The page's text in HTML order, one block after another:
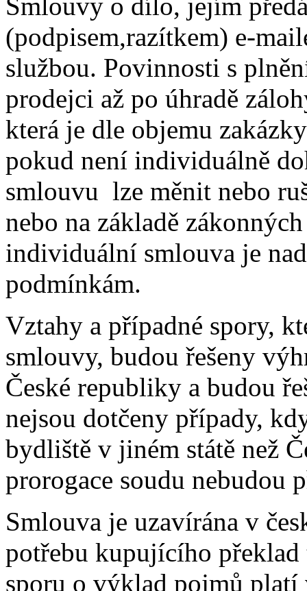
(podpisem,razítkem) e-
službou. Povinnosti s
prodejci až po úhradě
která je dle objemu
pokud není individuálně
smlouvu lze měnit nebo
nebo na základě
individuální smlouva je
podmínkám.
Vztahy a případné spory,
smlouvy, budou řešeny
České republiky a budou
nejsou dotčeny případy,
bydliště v jiném státě než
prorogace soudu nebudou
Smlouva je uzavírána v
potřebu kupujícího
sporu o výklad pojmů